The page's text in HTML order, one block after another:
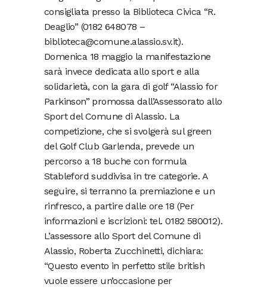
consigliata presso la Biblioteca Civica “R.
Deaglio” (0182 648078 –
biblioteca@comune.alassio.sv.it).
Domenica 18 maggio la manifestazione
sarà invece dedicata allo sport e alla
solidarietà, con la gara di golf “Alassio for
Parkinson” promossa dall’Assessorato allo
Sport del Comune di Alassio. La
competizione, che si svolgerà sul green
del Golf Club Garlenda, prevede un
percorso a 18 buche con formula
Stableford suddivisa in tre categorie. A
seguire, si terranno la premiazione e un
rinfresco, a partire dalle ore 18 (Per
informazioni e iscrizioni: tel. 0182 580012).
L’assessore allo Sport del Comune di
Alassio, Roberta Zucchinetti, dichiara:
“Questo evento in perfetto stile british
vuole essere un’occasione per